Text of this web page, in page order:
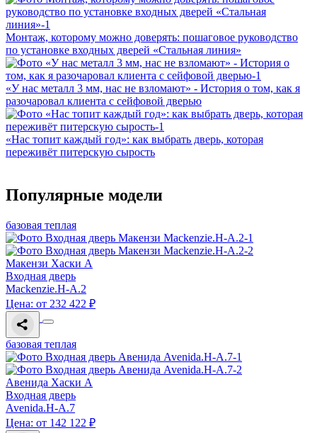
Монтаж, которому можно доверять: пошаговое руководство
по установке входных дверей «Стальная линия»
«У нас металл 3 мм, нас не взломают» - История о том, как я
разочаровал клиента с сейфовой дверью
«Нас топит каждый год»: как выбрать дверь, которая
переживёт питерскую сырость
Популярные модели
базовая теплая
Макензи Хаски A
Входная дверь
Mackenzie.H-A.2
Цена: от 232 422 ₽
базовая теплая
Авенида Хаски A
Входная дверь
Avenida.H-A.7
Цена: от 142 122 ₽